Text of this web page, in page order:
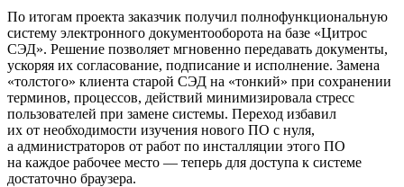
По итогам проекта заказчик получил полнофункциональную
систему электронного документооборота на базе «Цитрос
СЭД». Решение позволяет мгновенно передавать документы,
ускоряя их согласование, подписание и исполнение. Замена
«толстого» клиента старой СЭД на «тонкий» при сохранении
терминов, процессов, действий минимизировала стресс
пользователей при замене системы. Переход избавил
их от необходимости изучения нового ПО с нуля,
а администраторов от работ по инсталляции этого ПО
на каждое рабочее место — теперь для доступа к системе
достаточно браузера.